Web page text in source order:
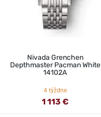
Nivada Grenchen
Depthmaster Pacman White
14102A
4 týždne
1 113 €